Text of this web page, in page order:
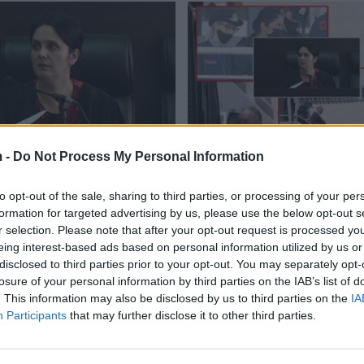
- Do Not Process My Personal Information
opt-out of the sale, sharing to third parties, or processing of your
for targeted advertising by us, please use the below opt-out
selection. Please note that after your opt-out request is processed
interest-based ads based on personal information utilized by us
to third parties prior to your opt-out. You may separately
of your personal information by third parties on the IAB’s list of
This information may also be disclosed by us to third parties on the
Participants that may further disclose it to other third parties.
për korrupsion, SPAK
2021
U arrestua sot, Prokurori i
gjyqtaren e Krujës që
burg për korrupsion
schedule 13:17 / 19/06/2021